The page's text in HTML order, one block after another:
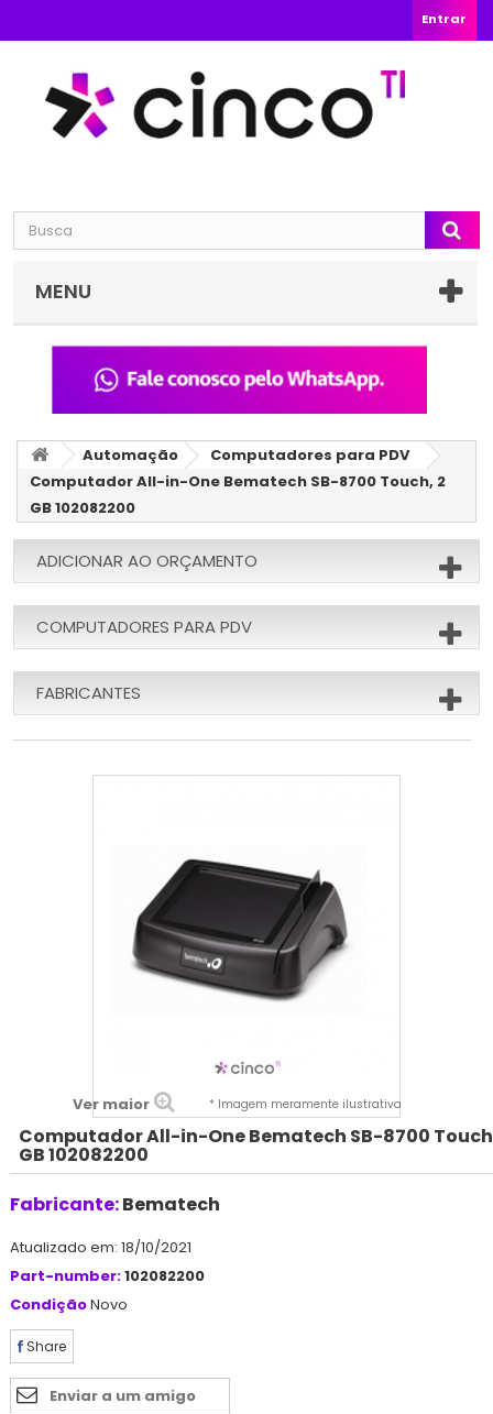
Entrar
MENU
Automação
Computadores para PDV
Computador All-in-One Bematech SB-8700 Touch, 2
GB 102082200
ADICIONAR AO ORÇAMENTO
COMPUTADORES PARA PDV
FABRICANTES
Ver maior * Imagem meramente ilustrativa
Computador All-in-One Bematech SB-8700
GB 102082200
Fabricante:Bematech
Atualizado em: 18/10/2021
Part-number:102082200
CondiçãoNovo
Share
Enviar a um amigo